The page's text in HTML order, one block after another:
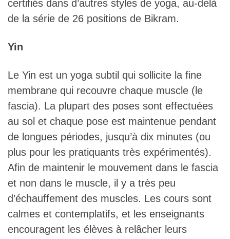
certifiés dans d’autres styles de yoga, au-delà
de la série de 26 positions de Bikram.
Yin
Le Yin est un yoga subtil qui sollicite la fine
membrane qui recouvre chaque muscle (le
fascia). La plupart des poses sont effectuées
au sol et chaque pose est maintenue pendant
de longues périodes, jusqu’à dix minutes (ou
plus pour les pratiquants très expérimentés).
Afin de maintenir le mouvement dans le fascia
et non dans le muscle, il y a très peu
d’échauffement des muscles. Les cours sont
calmes et contemplatifs, et les enseignants
encouragent les élèves à relâcher leurs